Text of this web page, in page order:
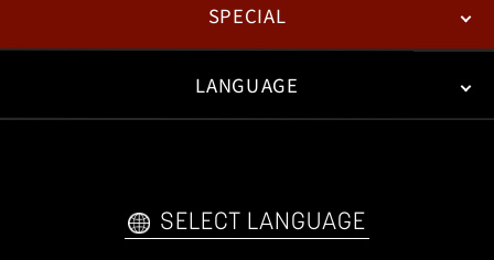
ESPORTS
SPECIAL
WEB COMICS
LANGUAGE
SELECT LANGUAGE